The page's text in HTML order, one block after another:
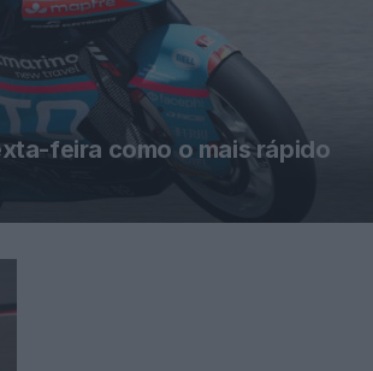
feira como o mais rápido